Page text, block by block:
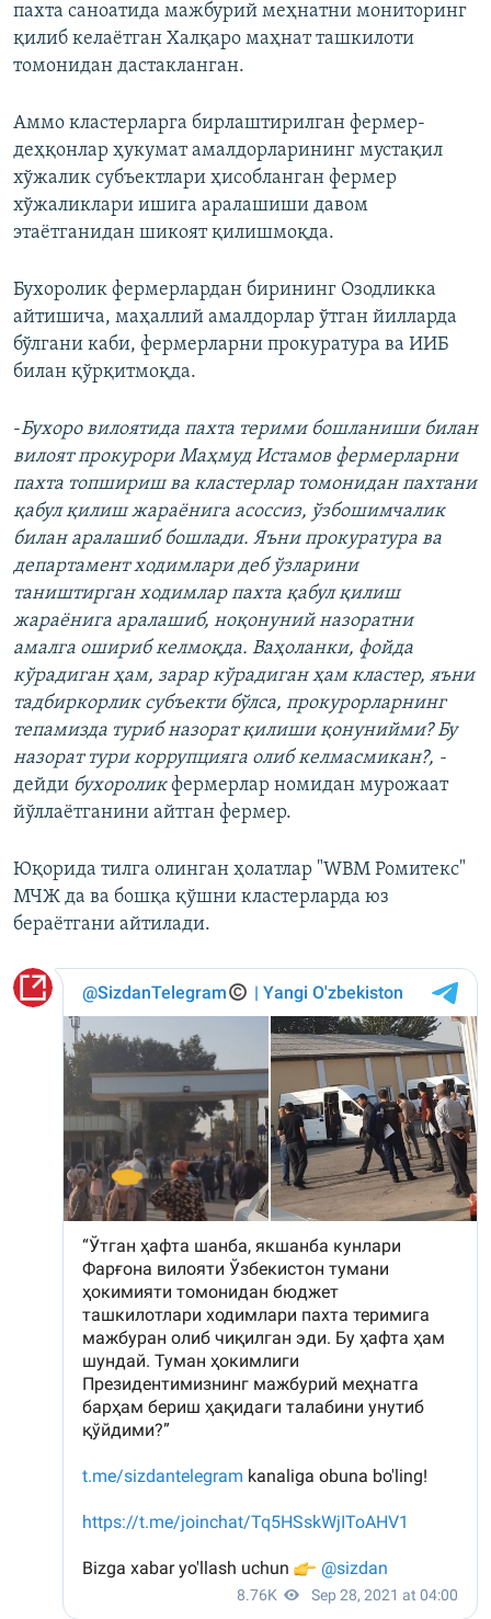
пахта саноатида мажбурий меҳнатни мониторинг
қилиб келаётган Халқаро маҳнат ташкилоти
томонидан дастакланган.
Аммо кластерларга бирлаштирилган фермер-
деҳқонлар ҳукумат амалдорларининг мустақил
хўжалик субъектлари ҳисобланган фермер
хўжаликлари ишига аралашиши давом
этаётганидан шикоят қилишмоқда.
Бухоролик фермерлардан бирининг Озодликка
айтишича, маҳаллий амалдорлар ўтган йилларда
бўлгани каби, фермерларни прокуратура ва ИИБ
билан қўрқитмоқда.
-Бухоро вилоятида пахта терими бошланиши билан
вилоят прокурори Маҳмуд Истамов фермерларни
пахта топшириш ва кластерлар томонидан пахтани
қабул қилиш жараёнига асоссиз, ўзбошимчалик
билан аралашиб бошлади. Яъни прокуратура ва
департамент ходимлари деб ўзларини
таништирган ходимлар пахта қабул қилиш
жараёнига аралашиб, ноқонуний назоратни
амалга ошириб келмоқда. Ваҳоланки, фойда
кўрадиган ҳам, зарар кўрадиган ҳам кластер, яъни
тадбиркорлик субъекти бўлса, прокурорларнинг
тепамизда туриб назорат қилиши қонунийми? Бу
назорат тури коррупцияга олиб келмасмикан?, -
дейди бухороликфермерлар номидан мурожаат
йўллаётганини айтган фермер.
Юқорида тилга олинган ҳолатлар "WBМ Ромитекс"
МЧЖ да ва бошқа қўшни кластерларда юз
бераётгани айтилади.